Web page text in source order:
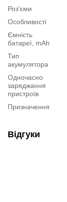
Роз'єми
Особливості
Ємність
батареї, mAh
Тип
акумулятора
Одночасно
заряджання
пристроїв
Призначення
Відгуки